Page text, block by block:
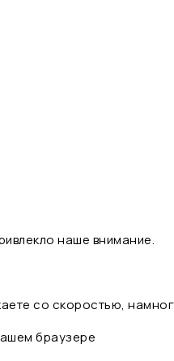
наше внимание.
со скоростью,
браузере